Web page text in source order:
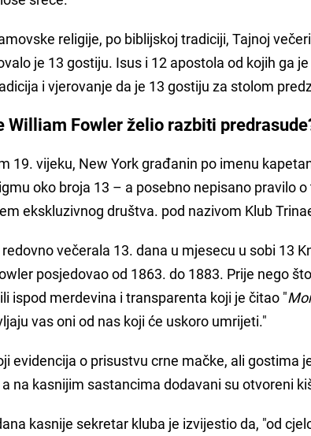
religije, po biblijskoj tradiciji, Tajnoj
je 13 gostiju. Isus i 12 apostola od kojih ga
i vjerovanje da je 13 gostiju za stolom
William Fowler želio razbiti
19. vijeku, New York građanin po imenu
oko broja 13 – a posebno nepisano pravilo
ekskluzivnog društva. pod nazivom Klub
redovno večerala 13. dana u mjesecu u sobi 13
posjedovao od 1863. do 1883. Prije nego
ispod merdevina i transparenta koji je čitao "
vas oni od nas koji će uskoro umrijeti."
evidencija o prisustvu crne mačke, ali gostima
na kasnijim sastancima dodavani su otvoreni
kasnije sekretar kluba je izvijestio da, "od